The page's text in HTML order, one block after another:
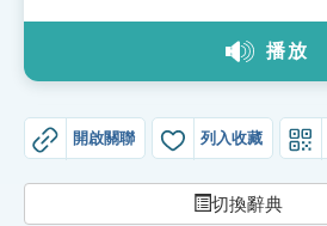
教學應用
貓頭鷹博士
播放
開啟關聯 列入收藏
切換辭典